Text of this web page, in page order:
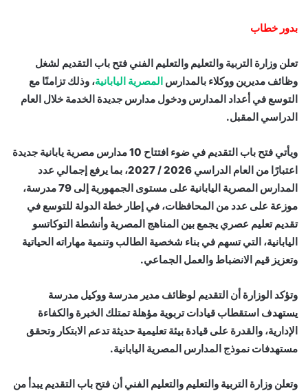
بدور خطاب
تعلن وزارة التربية والتعليم والتعليم الفني فتح باب التقديم لشغل
وظائف مديرين ووكلاء بالمدارس المصرية اليابانية، وذلك تزامنًا مع
التوسع في أعداد المدارس ودخول مدارس جديدة الخدمة خلال العام
الدراسي المقبل.
ويأتي فتح باب التقديم في ضوء افتتاح 10 مدارس مصرية يابانية جديدة
اعتبارًا من العام الدراسي 2026 / 2027، بما يرفع إجمالي عدد
المدارس المصرية اليابانية على مستوى الجمهورية إلى 79 مدرسة،
موزعة على عدد من المحافظات، في إطار خطة الدولة للتوسع في
تقديم تعليم عصري يجمع بين المناهج المصرية وأنشطة التوكاتسو
اليابانية، التي تسهم في بناء شخصية الطالب وتنمية مهاراته الحياتية
وتعزيز قيم الانضباط والعمل الجماعي.
وتؤكد الوزارة أن التقديم لوظائف مدير مدرسة ووكيل مدرسة
يستهدف استقطاب قيادات تربوية مؤهلة تمتلك الخبرة والكفاءة
الإدارية، والقدرة على قيادة بيئة تعليمية حديثة تدعم الابتكار وتحقق
مستهدفات نموذج المدارس المصرية اليابانية.
وتعلن وزارة التربية والتعليم والتعليم الفني أن فتح باب التقديم يبدأ من